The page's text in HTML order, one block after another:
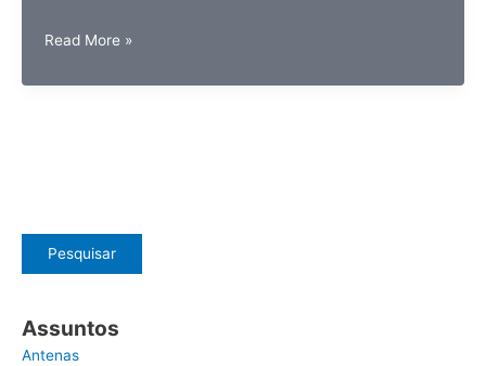
Pesquisar
Assuntos
Antenas
Dívidas,
você
Read More »